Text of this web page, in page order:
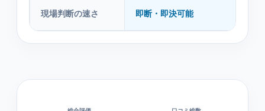
現場判断の速さ 即断・即決可能